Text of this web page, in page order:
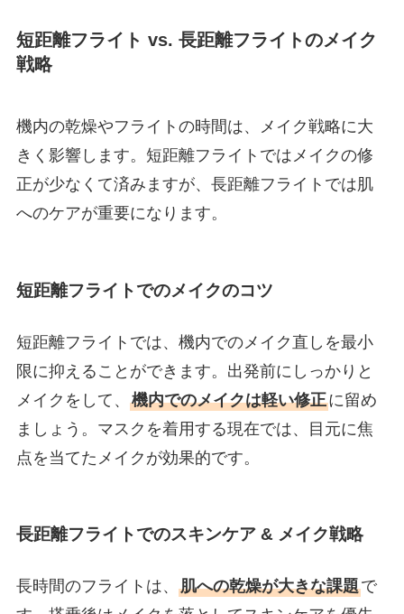
短距離フライト vs. 長距離フライトのメイク
戦略
機内の乾燥やフライトの時間は、メイク戦略に大
きく影響します。短距離フライトではメイクの修
正が少なくて済みますが、長距離フライトでは肌
へのケアが重要になります。
短距離フライトでのメイクのコツ
短距離フライトでは、機内でのメイク直しを最小
限に抑えることができます。出発前にしっかりと
メイクをして、 機内でのメイクは軽い修正に留め
ましょう。マスクを着用する現在では、目元に焦
点を当てたメイクが効果的です。
長距離フライトでのスキンケア & メイク戦略
長時間のフライトは、 肌への乾燥が大きな課題で